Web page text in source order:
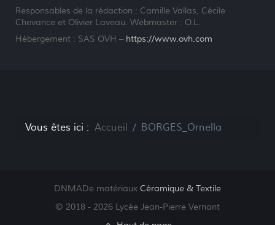
Responsables de la rédaction : Camille Vallas, Cécile
Chevance et Olivier Laveau. Webmaster : O.L.
Hébergement : SAS OVH – https://www.ovh.com
Vous êtes ici : Accueil BORGES_Ornella
DNMADe matériaux Céramique & Textile
© 2018 - 2026 Lycée Jean-Pierre Vernant